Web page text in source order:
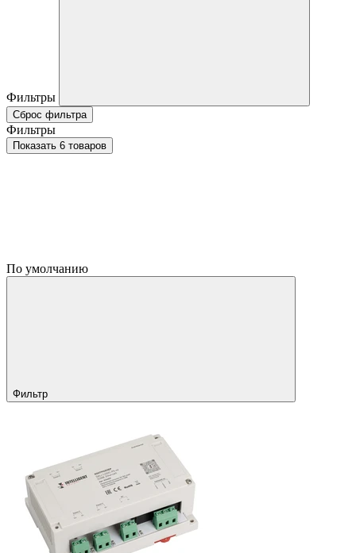
Фильтры
Сброс фильтра
Фильтры
Показать 6 товаров
По умолчанию
Фильтр